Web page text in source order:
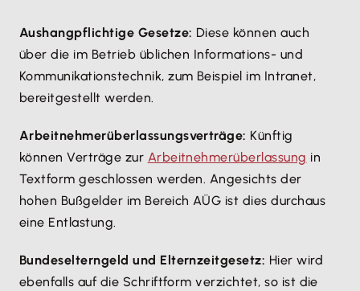
Aushangpflichtige Gesetze: Diese können auch
über die im Betrieb üblichen Informations- und
Kommunikationstechnik, zum Beispiel im Intranet,
bereitgestellt werden.
Arbeitnehmerüberlassungsverträge: Künftig
können Verträge zur Arbeitnehmerüberlassung in
Textform geschlossen werden. Angesichts der
hohen Bußgelder im Bereich AÜG ist dies durchaus
eine Entlastung.
Bundeselterngeld und Elternzeitgesetz: Hier wird
ebenfalls auf die Schriftform verzichtet, so ist die